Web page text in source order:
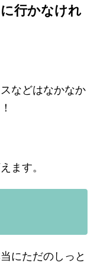
行かなけれ
などはなかなか
ます。
にただのしっと